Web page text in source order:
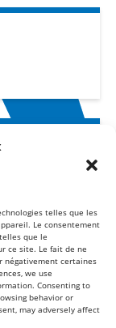
telles que les
Le consentement
que le
ce site. Le fait de ne
négativement certaines
we use
Consenting to
behavior or
may adversely affect